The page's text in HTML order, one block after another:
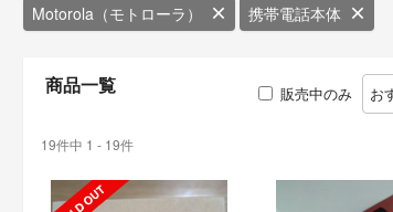
Motorola（モトローラ） 携帯電話本体
商品一覧 販売中のみ お
19件中 1 - 19件